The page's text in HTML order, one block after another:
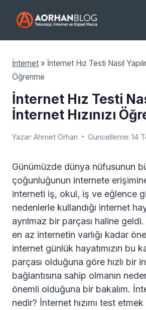
İnternet » İnternet Hız Testi Nasıl
Öğrenme
İnternet Hız Testi
İnternet Hızınızı
Yazar: Ahmet Orhan Güncelleme: 14
Günümüzde dünya nüfusunun
çoğunluğunun internete
interneti iş, okul, iş ve eğlence
nedenlerle kullandığı internet
ayrılmaz bir parçası haline geldi.
en az internetin varlığı kadar
internet günlük hayatımızın bu
parçası olduğuna göre hızlı bir
bağlantısına sahip olmanın
önemli olduğuna bir bakalım.
nedir? İnternet hızımı test